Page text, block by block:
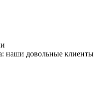
наши довольные клиенты